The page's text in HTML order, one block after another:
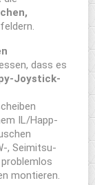
dass es
Joystick-
IL/Happ-
, Seimitsu-
montieren.